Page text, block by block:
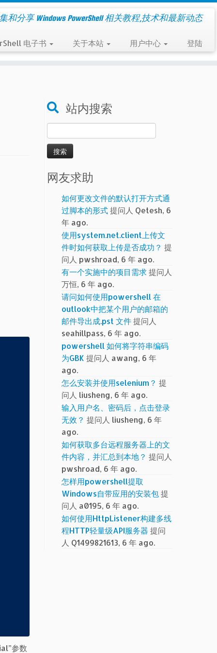
和分享 Windows PowerShell 相关教程,技术和最新动态
电子书 关于本站 用户中心 登陆
参数
站内搜索
索：
网友求助
如何更改文件的默认打开方式通
过脚本的形式提问人 Qetesh, 6
年 ago.
使用system.net.client上传文
件时如何获取上传是否成功？ 提
问人 pwshroad, 6 年 ago.
有一个实施中的项目需求提问人
万恒, 6 年 ago.
请问如何使用powershell 在
outlook中把某个用户的邮箱的
邮件导出成.pst 文件提问人
seahillpass, 6 年 ago.
powershell 如何将字符串编码
为GBK 提问人 awang, 6 年
ago.
怎么安装并使用selenium？ 提
问人 liusheng, 6 年 ago.
输入用户名、密码后，点击登录
无效？ 提问人 liusheng, 6 年
ago.
如何获取多台远程服务器上的文
件内容，并汇总到本地？ 提问人
pwshroad, 6 年 ago.
怎样用powershell提取
Windows自带应用的安装包提
问人 a0195, 6 年 ago.
如何使用HttpListener构建多线
程HTTP轻量级API服务器 提问
人 Q1499821613, 6 年 ago.